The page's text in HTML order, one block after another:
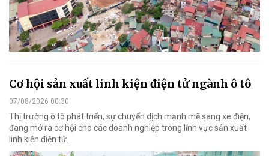
Cơ hội sản xuất linh kiện điện tử ngành ô tô
07/08/2026 00:30
Thị trường ô tô phát triển, sự chuyển dịch mạnh mẽ sang xe điện,
đang mở ra cơ hội cho các doanh nghiệp trong lĩnh vực sản xuất
linh kiện điện tử.